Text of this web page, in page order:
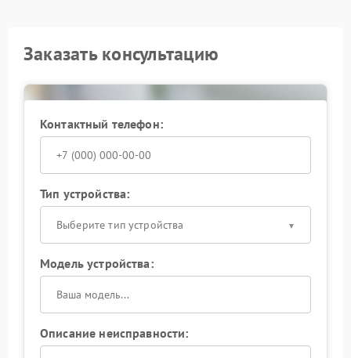
Заказать консультацию
Контактный телефон:
Тип устройства:
Выберите тип устройства
Модель устройства:
Описание неисправности: